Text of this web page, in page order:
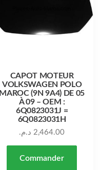
CAPOT MOTEUR
VOLKSWAGEN POLO
MAROC (9N 9A4) DE 05
À 09 – OEM :
6Q0823031J =
6Q0823031H
2,464.00 د.م.
Commander